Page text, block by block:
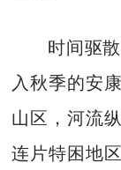
时间驱
入秋季的安
山区，河流
连片特困地